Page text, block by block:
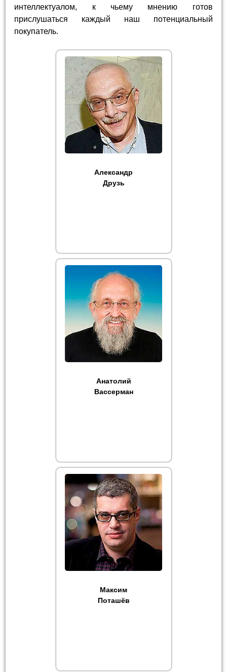
интеллектуалом, к чьему мнению готов
прислушаться каждый наш потенциальный
покупатель.
Александр
Друзь
Анатолий
Вассерман
Максим
Поташёв